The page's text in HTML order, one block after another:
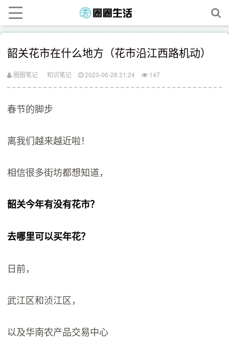
韶关花市在什么地方（花市沿江西路机动）
圈圈笔记 知识笔记 2023-06-28 21:24 147
春节的脚步
离我们越来越近啦！
相信很多街坊都想知道，
韶关今年有没有花市？
去哪里可以买年花？
日前，
武江区和浈江区，
以及华南农产品交易中心